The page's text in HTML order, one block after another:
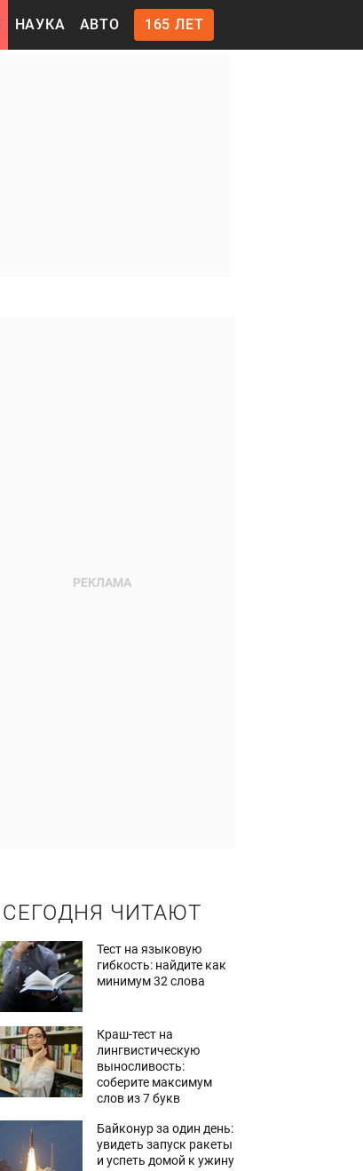
НАУКА АВТО 165 ЛЕТ
СЕГОДНЯ ЧИТАЮТ
Тест на языковую
гибкость: найдите как
минимум 32 слова
Краш-тест на
лингвистическую
выносливость:
соберите максимум
слов из 7 букв
Байконур за один день:
увидеть запуск ракеты
и успеть домой к ужину